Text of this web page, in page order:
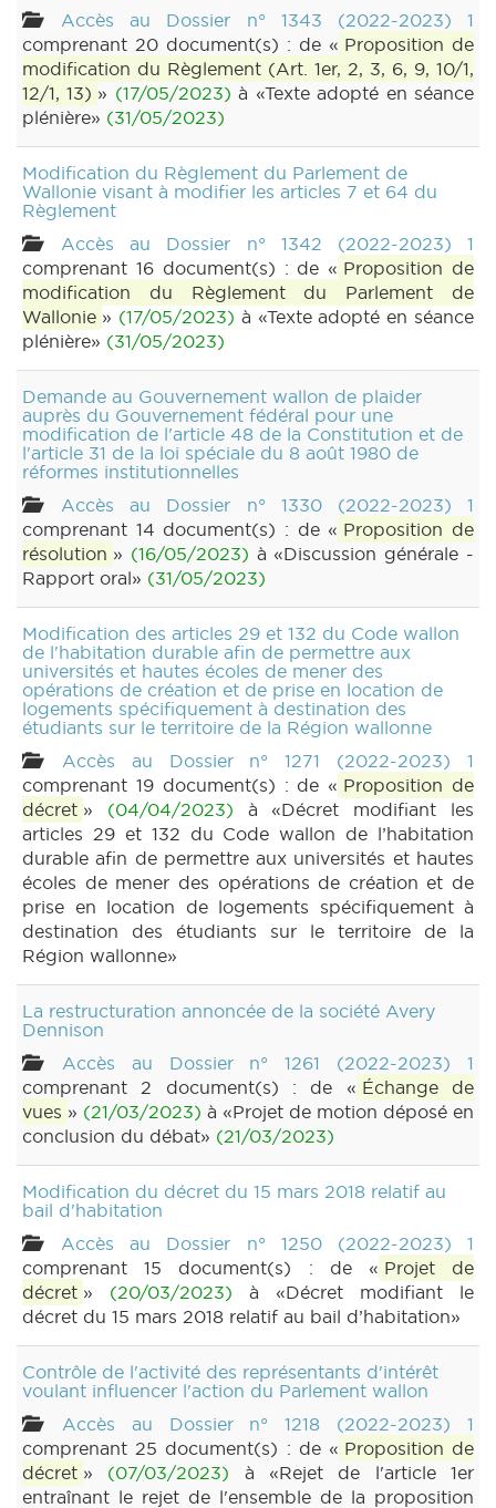
Accès au Dossier n° 1343 (2022-2023) 1
comprenant 20 document(s) : de « Proposition de
modification du Règlement (Art. 1er, 2, 3, 6, 9, 10/1,
12/1, 13) » (17/05/2023) à «Texte adopté en séance
plénière» (31/05/2023)
Modification du Règlement du Parlement de
Wallonie visant à modifier les articles 7 et 64 du
Règlement
Accès au Dossier n° 1342 (2022-2023) 1
comprenant 16 document(s) : de « Proposition de
modification du Règlement du Parlement de
Wallonie » (17/05/2023) à «Texte adopté en séance
plénière» (31/05/2023)
Demande au Gouvernement wallon de plaider
auprès du Gouvernement fédéral pour une
modification de l'article 48 de la Constitution et de
l'article 31 de la loi spéciale du 8 août 1980 de
réformes institutionnelles
Accès au Dossier n° 1330 (2022-2023) 1
comprenant 14 document(s) : de « Proposition de
résolution » (16/05/2023) à «Discussion générale -
Rapport oral» (31/05/2023)
Modification des articles 29 et 132 du Code wallon
de l'habitation durable afin de permettre aux
universités et hautes écoles de mener des
opérations de création et de prise en location de
logements spécifiquement à destination des
étudiants sur le territoire de la Région wallonne
Accès au Dossier n° 1271 (2022-2023) 1
comprenant 19 document(s) : de « Proposition de
décret » (04/04/2023) à «Décret modifiant les
articles 29 et 132 du Code wallon de l’habitation
durable afin de permettre aux universités et hautes
écoles de mener des opérations de création et de
prise en location de logements spécifiquement à
destination des étudiants sur le territoire de la
Région wallonne»
La restructuration annoncée de la société Avery
Dennison
Accès au Dossier n° 1261 (2022-2023) 1
comprenant 2 document(s) : de « Échange de
vues » (21/03/2023) à «Projet de motion déposé en
conclusion du débat» (21/03/2023)
Modification du décret du 15 mars 2018 relatif au
bail d'habitation
Accès au Dossier n° 1250 (2022-2023) 1
comprenant 15 document(s) : de « Projet de
décret » (20/03/2023) à «Décret modifiant le
décret du 15 mars 2018 relatif au bail d’habitation»
Contrôle de l'activité des représentants d'intérêt
voulant influencer l'action du Parlement wallon
Accès au Dossier n° 1218 (2022-2023) 1
comprenant 25 document(s) : de « Proposition de
décret » (07/03/2023) à «Rejet de l'article 1er
entraînant le rejet de l'ensemble de la proposition